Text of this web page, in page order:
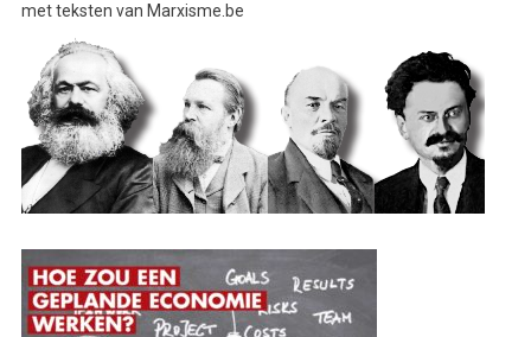
met teksten van Marxisme.be